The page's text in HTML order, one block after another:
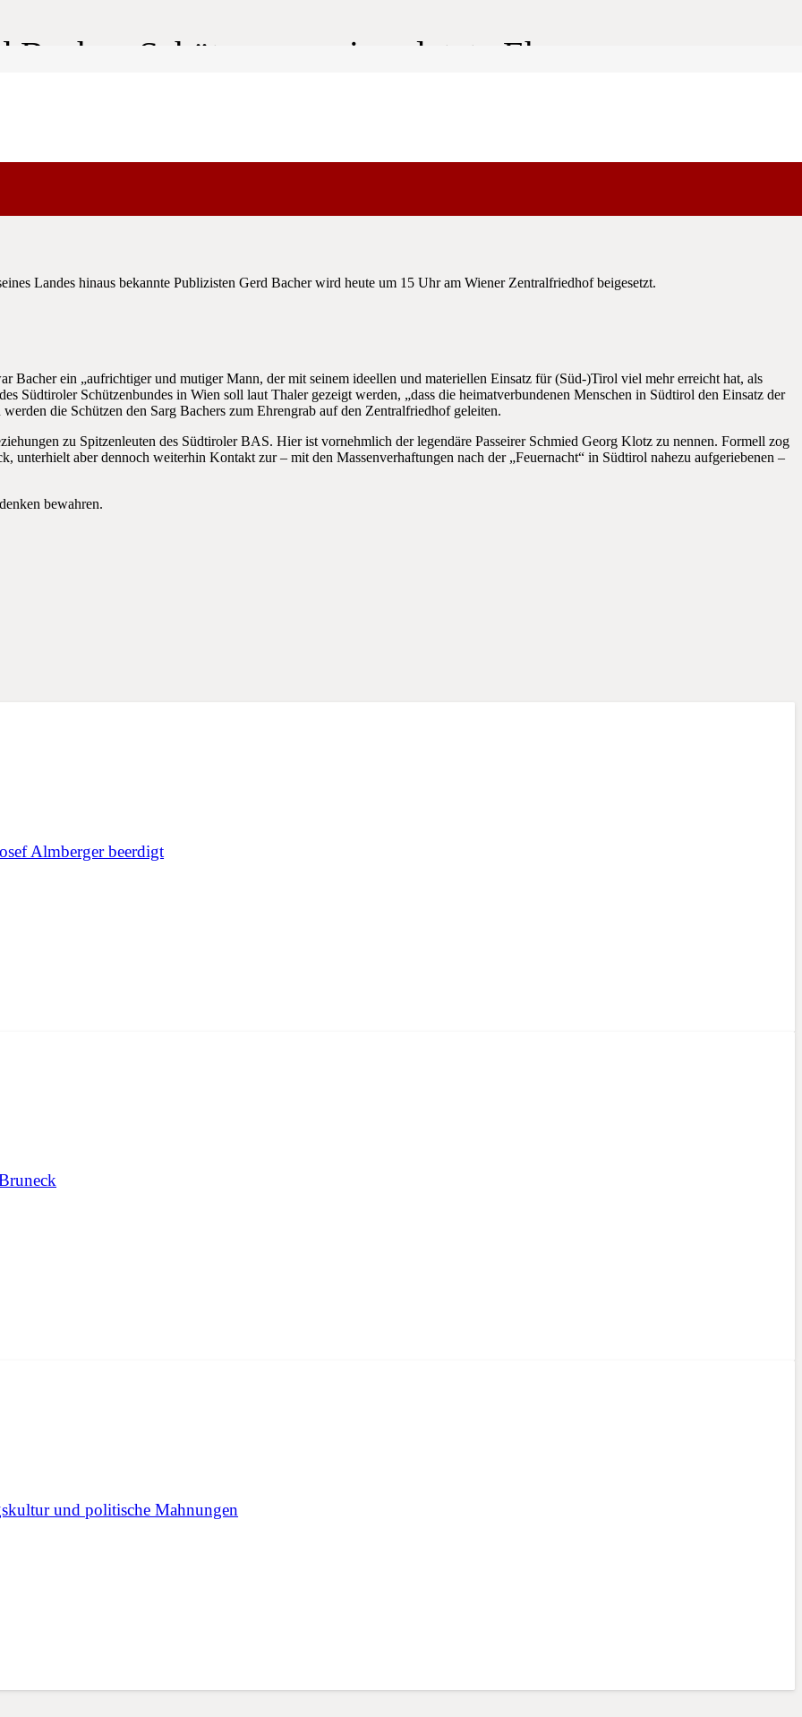
Schützen erweisen letzte Ehre
Landes hinaus bekannte Publizisten Gerd Bacher wird heute um 15 Uhr am Wiener Zentralfriedhof beigesetzt.
Bacher ein „aufrichtiger und mutiger Mann, der mit seinem ideellen und materiellen Einsatz für (Süd-)Tirol viel mehr erreicht hat, als
Südtiroler Schützenbundes in Wien soll laut Thaler gezeigt werden, „dass die heimatverbundenen Menschen in Südtirol den Einsatz der
die Schützen den Sarg Bachers zum Ehrengrab auf den Zentralfriedhof geleiten.
zu Spitzenleuten des Südtiroler BAS. Hier ist vornehmlich der legendäre Passeirer Schmied Georg Klotz zu nennen. Formell zog
aber dennoch weiterhin Kontakt zur – mit den Massenverhaftungen nach der „Feuernacht“ in Südtirol nahezu aufgeriebenen –
bewahren.
Almberger beerdigt
und politische Mahnungen